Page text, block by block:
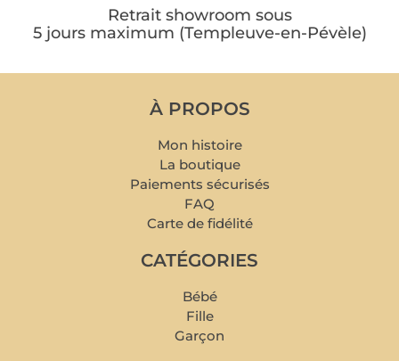
Retrait showroom sous
5 jours maximum (Templeuve-en-Pévèle)
À PROPOS
Mon histoire
La boutique
Paiements sécurisés
FAQ
Carte de fidélité
CATÉGORIES
Bébé
Fille
Garçon